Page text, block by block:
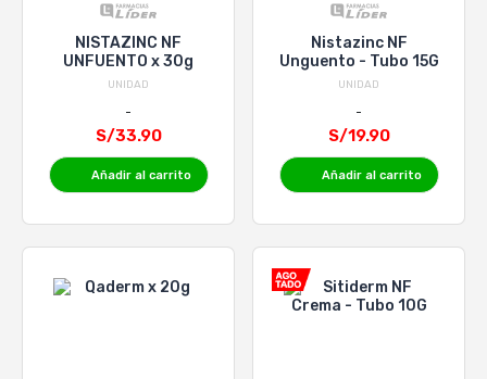
NISTAZINC NF
UNFUENTO x 30g
UNIDAD
S/33.90
Añadir al carrito
Nistazinc NF
Unguento - Tubo 15G
UNIDAD
S/19.90
Añadir al carrito